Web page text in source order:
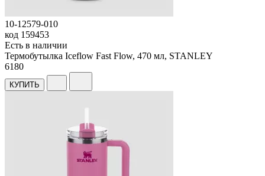
10-12579-010
код 159453
Есть в наличии
Термобутылка Iceflow Fast Flow, 470 мл, STANLEY
6180
КУПИТЬ